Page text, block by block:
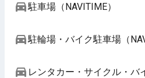
駐車場（NAVITIME）
駐輪場・バイク駐車場（
レンタカー・サイクル・バ